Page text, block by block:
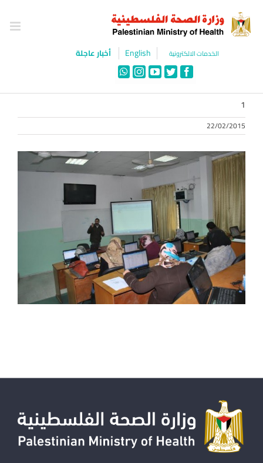
content
الخدمات الالكترونية English أخبار عاجلة
Facebook
Twitter
YouTube
Instagram
WhatsApp
1
22/02/2015